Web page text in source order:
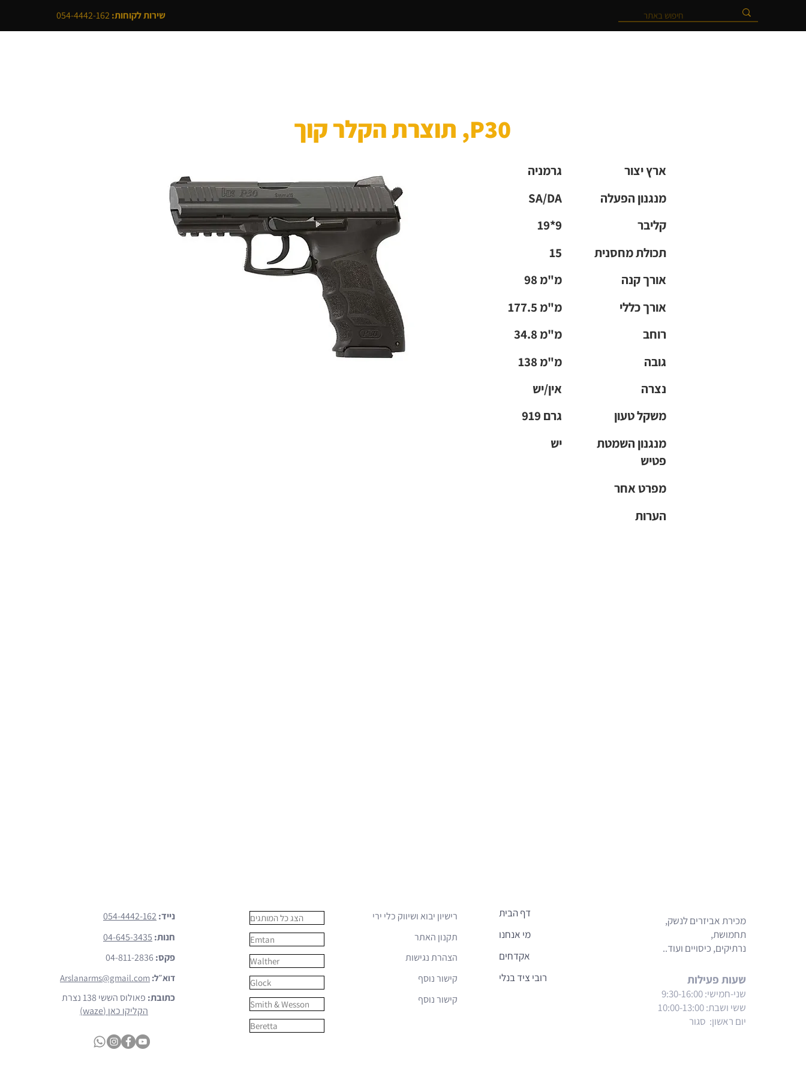
שירות לקוחות:
P30, תוצרת הקלר קוך
גרמניה
SA/DA
19*9
15
98 מ"מ
177.5 מ"מ
34.8 מ"מ
138 מ"מ
אין/יש
919 גרם
יש
ארץ יצור
מנגנון הפעלה
קליבר
תכולת מחסנית
אורך קנה
אורך כללי
רוחב
גובה
נצרה
משקל טעון
מנגנון השמטת
פטיש
מפרט אחר
הערות
נייד: 054-4442-162
חנות: 04-645-3435
פקס:04-811-2836
דוא״ל: Arslanarms@gmail.com
כתובת: פאולוס הששי 138 נצרת
הקליקו כאן (waze)
הצג כל המותגים
Emtan
Walther
Glock
Smith & Wesson
Beretta
רישיון יבוא ושיווק כלי ירי
תקנון האתר
הצהרת נגישות
קישור נוסף
קישור נוסף
דף הבית
מי אנחנו
אקדחים
רובי ציד בנלי
מכירת אביזרים לנשק,
תחמושת,
נרתיקים, כיסויים ועוד..
שעות פעילות
שני-חמישי: 9:30-16:00
ששי ושבת: 10:00-13:00
יום ראשון: סגור